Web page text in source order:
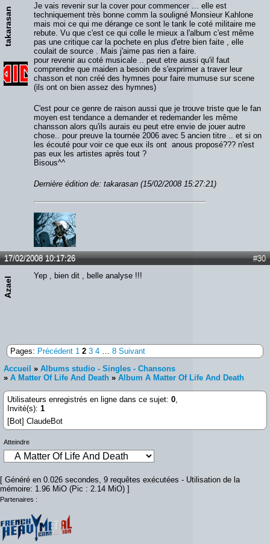
takarasan
Je vais revenir sur la cover pour commencer ... elle est
techniquement très bonne comm la souligné Monsieur Kahlone
mais moi ce qui me dérange ce sont le tank le coté militaire me
rebute. Vu que c'est ce qui colle le mieux a l'album c'est même
pas une critique car la pochete en plus d'etre bien faite , elle
coulait de source . Mais j'aime pas rien a faire.
pour revenir au coté musicale .. peut etre aussi qu'il faut
comprendre que maiden a besoin de s'exprimer a traver leur
chasson et non créé des hymnes pour faire mumuse sur scene
(ils ont on bien assez des hymnes)
C'est pour ce genre de raison aussi que je trouve triste que le fan
moyen est tendance a demander et redemander les même
chansson alors qu'ils aurais eu peut etre envie de jouer autre
chose.. pour preuve la tournée 2006 avec 5 ancien titre .. et si on
les écouté pour voir ce que eux ils ont anous proposé??? n'est
pas eux les artistes après tout ?
Bisous^^
Dernière édition de: takarasan (15/02/2008 15:27:21)
#30
17/02/2008 10:17:26
Azael
Yep , bien dit , belle analyse !!!
Pages: Précédent 1 2 3 4 8 Suivant
Accueil » Albums studio - Singles - Chansons
» A Matter Of Life And Death » Album A Matter Of Life And Death
Utilisateurs enregistrés en ligne dans ce sujet: 0
Invité(s): 1
[Bot] ClaudeBot
Atteindre
[ Généré en 0.026 secondes, 9 requêtes exécutées - Utilisation de la
mémoire: 1.96 MiO (Pic : 2.14 MiO) ]
Partenaires :